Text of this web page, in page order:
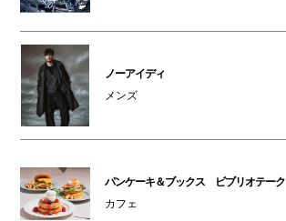
ノーアイディ
メンズ
パンケーキ＆ブックス ビブリオテーク
カフェ